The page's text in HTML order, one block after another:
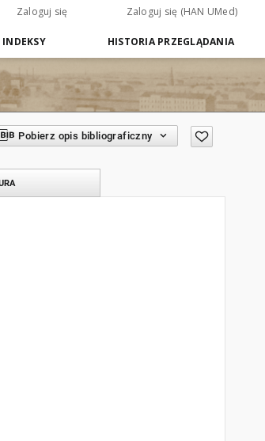
Zaloguj się Zaloguj się (HAN UMed)
INDEKSY HISTORIA PRZEGLĄDANIA
Pobierz opis bibliograficzny